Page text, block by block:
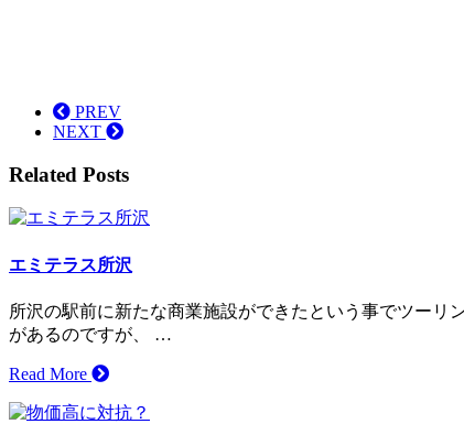
PREV
NEXT
Related Posts
エミテラス所沢
所沢の駅前に新たな商業施設ができたという事でツー
があるのですが、 …
Read More